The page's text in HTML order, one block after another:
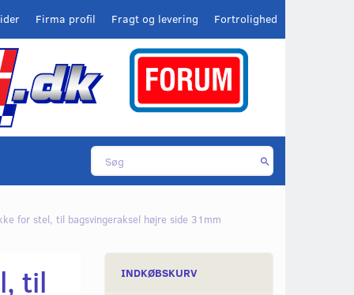
Fortrolighed
Fragt og levering
Firma profil
for stel, til bagsvingeraksel højre side 31mm
til
INDKØBSKURV